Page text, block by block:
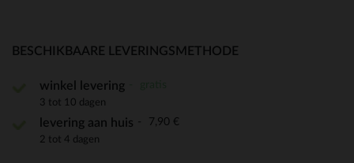
BESCHIKBAARE LEVERINGSMETHODE
winkel levering
3 tot 10 dagen
levering aan huis 7,90 €
2 tot 4 dagen